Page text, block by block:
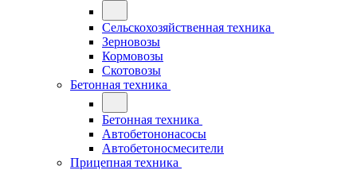
Сельскохозяйственная техника
Зерновозы
Кормовозы
Скотовозы
Бетонная техника
Бетонная техника
Автобетононасосы
Автобетоносмесители
Прицепная техника